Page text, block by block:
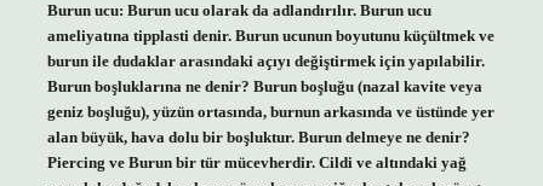
Burun ucu: Burun ucu olarak da adlandırılır. Burun ucu
ameliyatına tipplasti denir. Burun ucunun boyutunu küçültmek ve
burun ile dudaklar arasındaki açıyı değiştirmek için yapılabilir.
Burun boşluklarına ne denir? Burun boşluğu (nazal kavite veya
geniz boşluğu), yüzün ortasında, burnun arkasında ve üstünde yer
alan büyük, hava dolu bir boşluktur. Burun delmeye ne denir?
Piercing ve Burun bir tür mücevherdir. Cildi ve altındaki yağ